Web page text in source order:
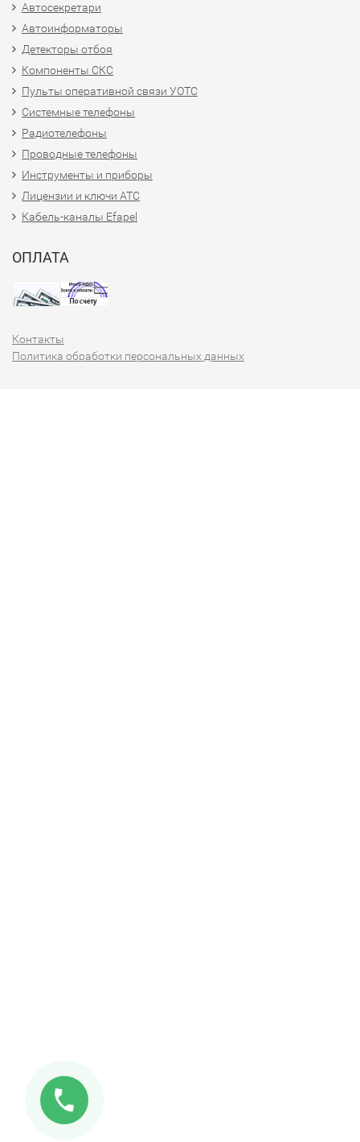
Автосекретари
Автоинформаторы
Детекторы отбоя
Компоненты СКС
Пульты оперативной связи УОТС
Системные телефоны
Радиотелефоны
Проводные телефоны
Инструменты и приборы
Лицензии и ключи АТС
Кабель-каналы Efapel
ОПЛАТА
Контакты
Политика обработки персональных данных